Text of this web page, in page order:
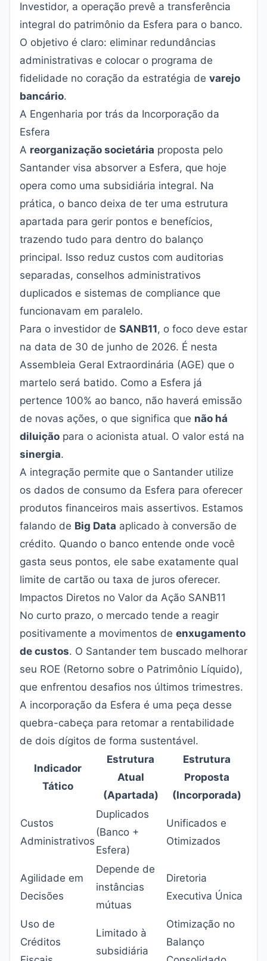
Investidor, a operação prevê a transferência
integral do patrimônio da Esfera para o banco.
O objetivo é claro: eliminar redundâncias
administrativas e colocar o programa de
fidelidade no coração da estratégia de varejo
bancário.
A Engenharia por trás da Incorporação da
Esfera
A reorganização societária proposta pelo
Santander visa absorver a Esfera, que hoje
opera como uma subsidiária integral. Na
prática, o banco deixa de ter uma estrutura
apartada para gerir pontos e benefícios,
trazendo tudo para dentro do balanço
principal. Isso reduz custos com auditorias
separadas, conselhos administrativos
duplicados e sistemas de compliance que
funcionavam em paralelo.
Para o investidor de SANB11, o foco deve estar
na data de 30 de junho de 2026. É nesta
Assembleia Geral Extraordinária (AGE) que o
martelo será batido. Como a Esfera já
pertence 100% ao banco, não haverá emissão
de novas ações, o que significa que não há
diluição para o acionista atual. O valor está na
sinergia.
A integração permite que o Santander utilize
os dados de consumo da Esfera para oferecer
produtos financeiros mais assertivos. Estamos
falando de Big Data aplicado à conversão de
crédito. Quando o banco entende onde você
gasta seus pontos, ele sabe exatamente qual
limite de cartão ou taxa de juros oferecer.
Impactos Diretos no Valor da Ação SANB11
No curto prazo, o mercado tende a reagir
positivamente a movimentos de enxugamento
de custos. O Santander tem buscado melhorar
seu ROE (Retorno sobre o Patrimônio Líquido),
que enfrentou desafios nos últimos trimestres.
A incorporação da Esfera é uma peça desse
quebra-cabeça para retomar a rentabilidade
de dois dígitos de forma sustentável.
Indicador
Tático
Estrutura
Atual
(Apartada)
Estrutura
Proposta
(Incorporada)
Custos
Administrativos
Duplicados
(Banco +
Esfera)
Unificados e
Otimizados
Agilidade em
Decisões
Depende de
instâncias
mútuas
Diretoria
Executiva Única
Uso de
Créditos
Limitado à
subsidiária
Otimização no
Balanço